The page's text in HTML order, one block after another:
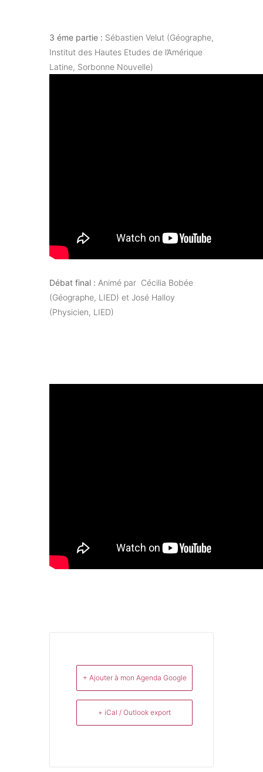
3 éme partie : Sébastien Velut (Géographe,
Institut des Hautes Etudes de l’Amérique
Latine, Sorbonne Nouvelle)
Débat final : Animé par Cécilia Bobée
(Géographe, LIED) et José Halloy
(Physicien, LIED)
+ Ajouter à mon Agenda Google
+ iCal / Outlook export